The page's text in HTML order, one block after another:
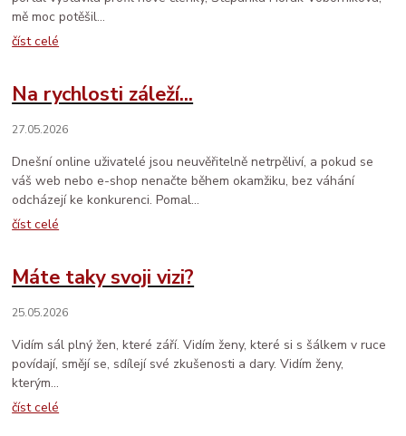
mě moc potěšil...
číst celé
Na rychlosti záleží...
27.05.2026
Dnešní online uživatelé jsou neuvěřitelně netrpěliví, a pokud se
váš web nebo e-shop nenačte během okamžiku, bez váhání
odcházejí ke konkurenci. Pomal...
číst celé
Máte taky svoji vizi?
25.05.2026
Vidím sál plný žen, které září. Vidím ženy, které si s šálkem v ruce
povídají, smějí se, sdílejí své zkušenosti a dary. Vidím ženy,
kterým...
číst celé